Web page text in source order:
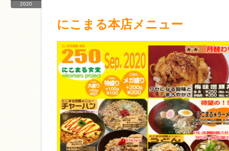
2020
にこまる本店メニュー